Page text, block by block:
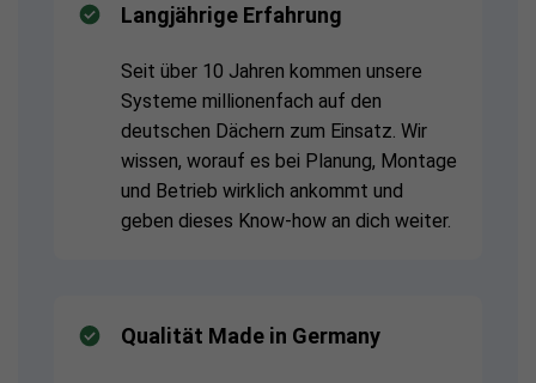
Langjährige Erfahrung
Seit über 10 Jahren kommen unsere
Systeme millionenfach auf den
deutschen Dächern zum Einsatz. Wir
wissen, worauf es bei Planung, Montage
und Betrieb wirklich ankommt und
geben dieses Know-how an dich weiter.
Qualität Made in Germany